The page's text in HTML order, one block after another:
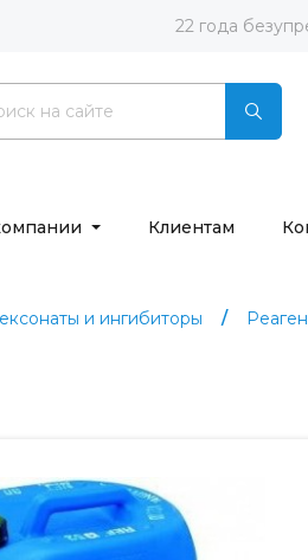
22 года
Клиентам
и ингибиторы